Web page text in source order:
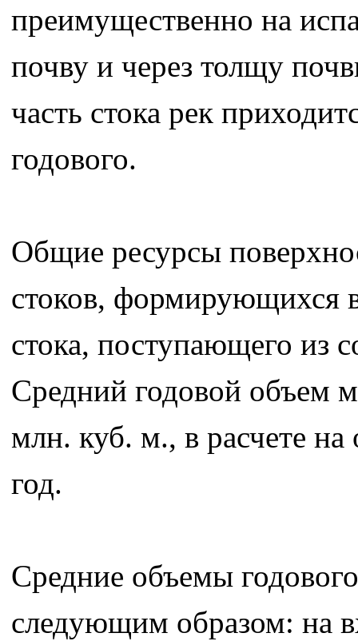
преимущественно на
почву и через толщу
часть стока рек
годового.
Общие ресурсы
стоков, формирующихся
стока, поступающего из
Средний годовой объем
млн. куб. м., в расчете
год.
Средние объемы
следующим образом: на